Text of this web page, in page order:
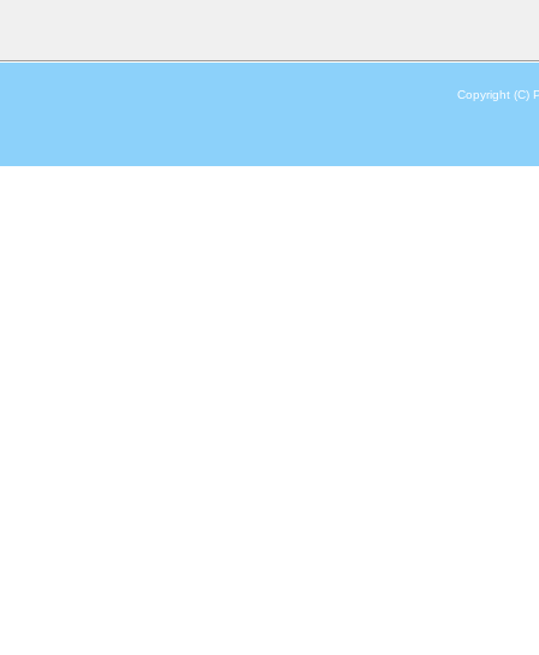
Copyright (C)